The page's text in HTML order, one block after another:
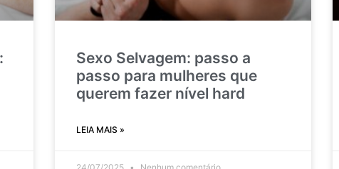
Sexo Selvagem: passo a
passo para mulheres que
querem fazer nível hard
LEIA MAIS »